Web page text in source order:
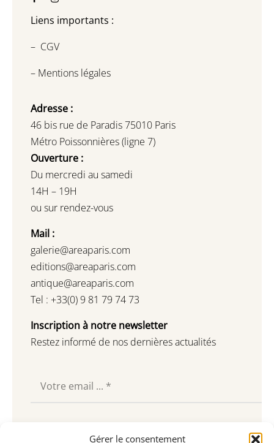
Gérer le consentement
Liens importants :
– CGV
– Mentions légales
Adresse :
46 bis rue de Paradis 75010 Paris
Métro Poissonnières (ligne 7)
Ouverture :
Du mercredi au samedi
14H – 19H
ou sur rendez-vous
Mail :
galerie@areaparis.com
editions@areaparis.com
antique@areaparis.com
Tel : +33(0) 9 81 79 74 73
Inscription à notre newsletter
Restez informé de nos dernières actualités
Souscrire